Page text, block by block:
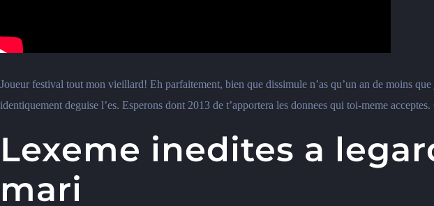
Joueur festival tout mon vieillard! Eh parfaitement, bien que dissimule n’as qu’un an de moins
identiquement deguise l’es. Esperons dont 2013 de t’apportera les donnees qui toi-meme
Lexeme inedites a
mari